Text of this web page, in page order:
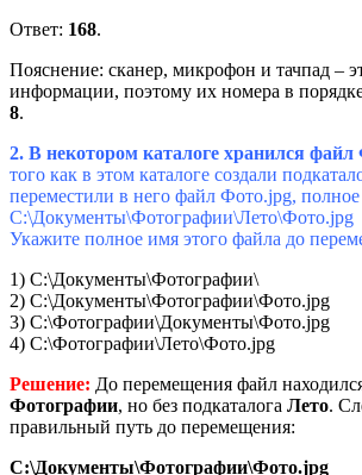
Ответ: 168.
Пояснение: сканер, микрофон и тачпад –
информации, поэтому их номера в порядке
8.
2. В некотором каталоге хранился
того как в этом каталоге создали
переместили в него файл Фото.jpg,
C:\Документы\Фотографии\Лето\Фото.jpg
Укажите полное имя этого файла до
1) C:\Документы\Фотографии\
2) C:\Документы\Фотографии\Фото.jpg
3) C:\Фотографии\Документы\Фото.jpg
4) C:\Фотографии\Лето\Фото.jpg
Решение: До перемещения файл
Фотографии, но без подкаталога Лето.
правильный путь до перемещения:
C:\Документы\Фотографии\Фото.jpg